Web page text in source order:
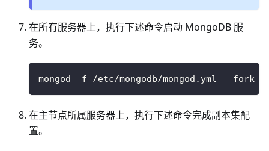
在所有服务器上，执行下述命令启动 MongoDB 服
务。
mongod -f /etc/mongodb/mongod.yml --fork
在主节点所属服务器上，执行下述命令完成副本集配
置。